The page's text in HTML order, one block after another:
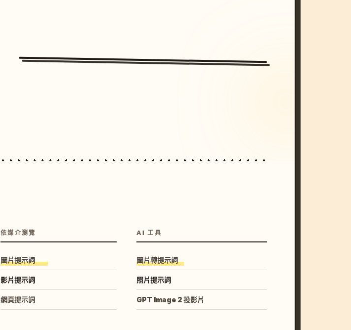
依媒介瀏覽
圖片提示詞
影片提示詞
網頁提示詞
AI 工具
圖片轉提示詞
照片提示詞
GPT Image 2 投影片